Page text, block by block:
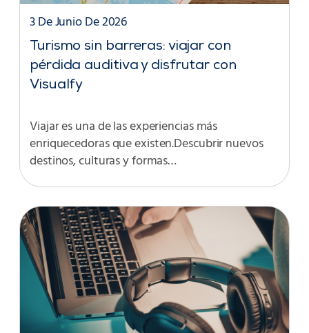
Turismo sin barreras: viajar con
pérdida auditiva y disfrutar con
Visualfy
3 De Junio De 2026
Viajar es una de las experiencias más
enriquecedoras que existen.Descubrir nuevos
destinos, culturas y formas…